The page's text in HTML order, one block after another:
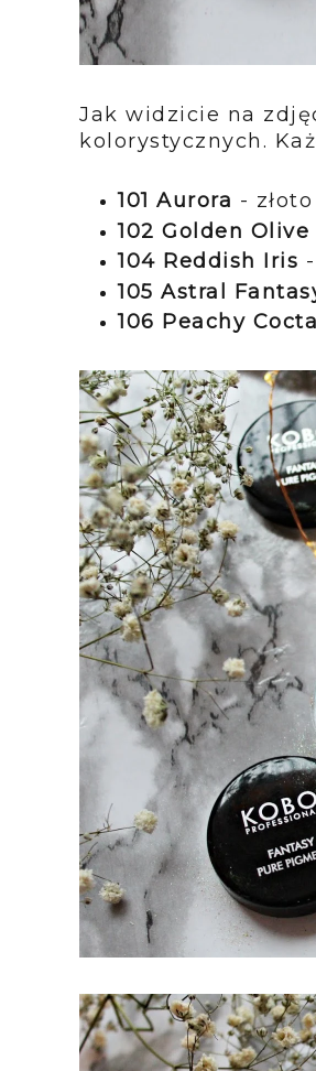
Jak widzicie na
kolorystycznych.
101 Aurora -
102 Golden Olive
104 Reddish Iris
105 Astral
106 Peachy